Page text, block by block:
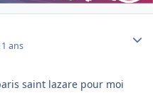
ans
saint lazare pour moi